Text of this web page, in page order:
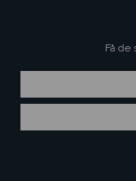
Få de